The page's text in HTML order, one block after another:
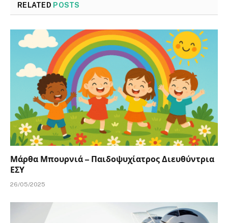
RELATED POSTS
Μάρθα Μπουρνιά – Παιδοψυχίατρος Διευθύντρια
ΕΣΥ
26/05/2025